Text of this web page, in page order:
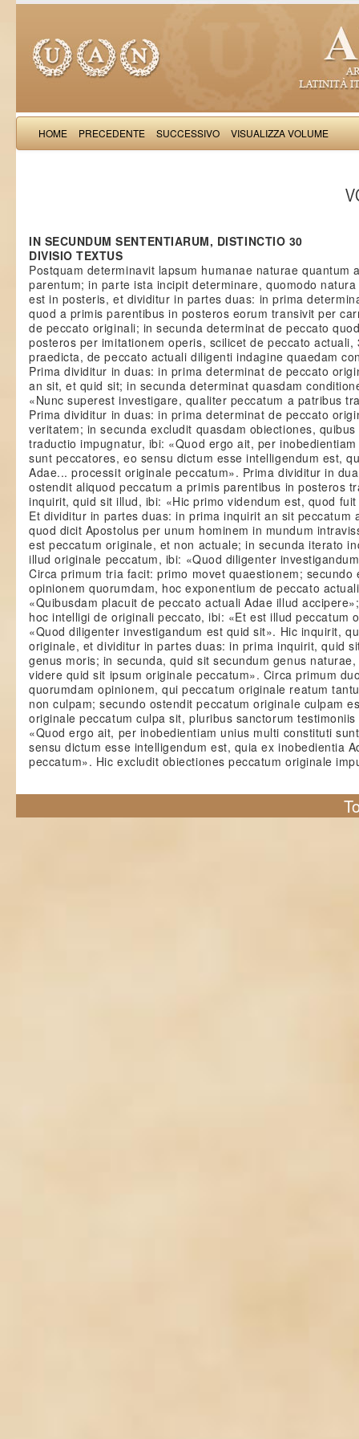
HOME PRECEDENTE SUCCESSIVO VISUALIZZA VOLUME
IN SECUNDUM SENTENTIARUM, DISTINCTIO 30
DIVISIO TEXTUS
Postquam determinavit lapsum humanae naturae quantum
parentum; in parte ista incipit determinare, quomodo
est in posteris, et dividitur in partes duas: in prima
quod a primis parentibus in posteros eorum transivit per
de peccato originali; in secunda determinat de peccato
posteros per imitationem operis, scilicet de peccato actuali,
praedicta, de peccato actuali diligenti indagine quaedam
Prima dividitur in duas: in prima determinat de peccato
an sit, et quid sit; in secunda determinat quasdam
«Nunc superest investigare, qualiter peccatum a patribus
Prima dividitur in duas: in prima determinat de peccato
veritatem; in secunda excludit quasdam obiectiones,
traductio impugnatur, ibi: «Quod ergo ait, per
sunt peccatores, eo sensu dictum esse intelligendum est,
Adae... processit originale peccatum». Prima dividitur in
ostendit aliquod peccatum a primis parentibus in posteros
inquirit, quid sit illud, ibi: «Hic primo videndum est, quod
Et dividitur in partes duas: in prima inquirit an sit peccatum
quod dicit Apostolus per unum hominem in mundum
est peccatum originale, et non actuale; in secunda iterato
illud originale peccatum, ibi: «Quod diligenter
Circa primum tria facit: primo movet quaestionem; secundo
opinionem quorumdam, hoc exponentium de peccato
«Quibusdam placuit de peccato actuali Adae illud
hoc intelligi de originali peccato, ibi: «Et est illud peccatum
«Quod diligenter investigandum est quid sit». Hic inquirit,
originale, et dividitur in partes duas: in prima inquirit, quid
genus moris; in secunda, quid sit secundum genus
videre quid sit ipsum originale peccatum». Circa primum
quorumdam opinionem, qui peccatum originale reatum
non culpam; secundo ostendit peccatum originale culpam
originale peccatum culpa sit, pluribus sanctorum
«Quod ergo ait, per inobedientiam unius multi constituti
sensu dictum esse intelligendum est, quia ex inobedientia
peccatum». Hic excludit obiectiones peccatum originale